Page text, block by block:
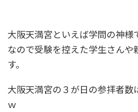
大阪天満宮といえば学問の神様
なので受験を控えた学生さんや
す。
大阪天満宮の３が日の参拝者数
ｗ